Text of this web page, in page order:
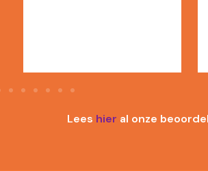
Lees hier al onze